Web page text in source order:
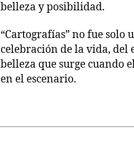
belleza y posibilidad.
“Cartografías” no fue solo
celebración de la vida, del
belleza que surge cuando
en el escenario.